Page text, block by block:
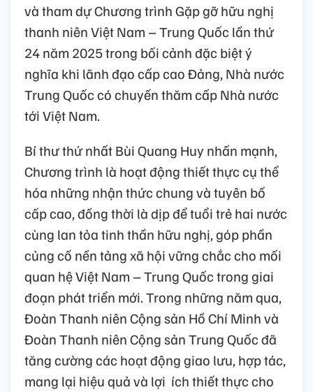
và tham dự Chương trình Gặp gỡ hữu nghị
thanh niên Việt Nam – Trung Quốc lần thứ
24 năm 2025 trong bối cảnh đặc biệt ý
nghĩa khi lãnh đạo cấp cao Đảng, Nhà nước
Trung Quốc có chuyến thăm cấp Nhà nước
tới Việt Nam.
Bí thư thứ nhất Bùi Quang Huy nhấn mạnh,
Chương trình là hoạt động thiết thực cụ thể
hóa những nhận thức chung và tuyên bố
cấp cao, đồng thời là dịp để tuổi trẻ hai nước
cùng lan tỏa tinh thần hữu nghị, góp phần
củng cố nền tảng xã hội vững chắc cho mối
quan hệ Việt Nam – Trung Quốc trong giai
đoạn phát triển mới. Trong những năm qua,
Đoàn Thanh niên Cộng sản Hồ Chí Minh và
Đoàn Thanh niên Cộng sản Trung Quốc đã
tăng cường các hoạt động giao lưu, hợp tác,
mang lại hiệu quả và lợi ích thiết thực cho